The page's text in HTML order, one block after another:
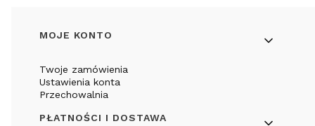
Linki w stopce
MOJE KONTO
Twoje zamówienia
Ustawienia konta
Przechowalnia
PŁATNOŚCI I DOSTAWA